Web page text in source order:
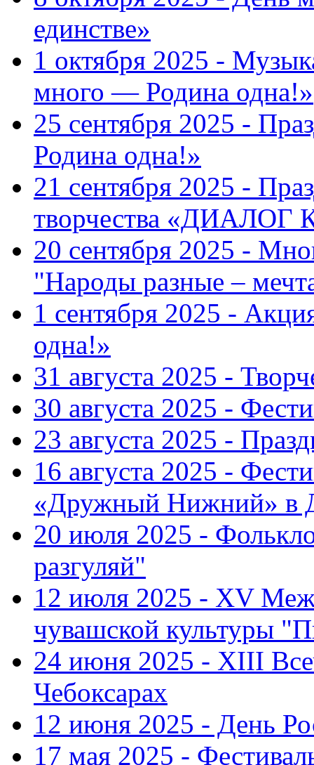
единстве»
1 октября 2025 -
много — Родина одна!»
25 сентября 2025 -
Родина одна!»
21 сентября 2025 -
творчества «ДИАЛОГ
20 сентября 2025 -
"Народы разные –
1 сентября 2025 -
одна!»
31 августа 2025 -
30 августа 2025 -
23 августа 2025 -
16 августа 2025 -
«Дружный Нижний» в
20 июля 2025 -
разгуляй"
12 июля 2025 - XV
чувашской культуры
24 июня 2025 - XIII
Чебоксарах
12 июня 2025 - День
17 мая 2025 -